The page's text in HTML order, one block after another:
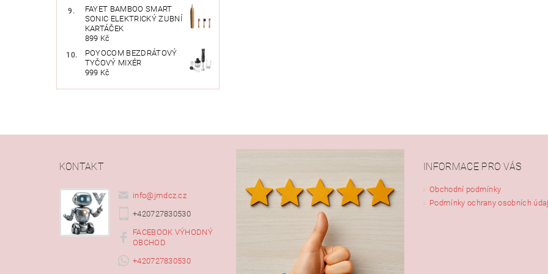
FAYET BAMBOO SMART
SONIC ELEKTRICKÝ ZUBNÍ
KARTÁČEK
899 Kč
POYOCOM BEZDRÁTOVÝ
TYČOVÝ MIXÉR
999 Kč
KONTAKT
info@ jmdcz.cz
+420727830530
FACEBOOK VÝHODNÝ
OBCHOD
+420727830530
INFORMACE PRO VÁS
Obchodní podmínky
Podmínky ochrany osobních